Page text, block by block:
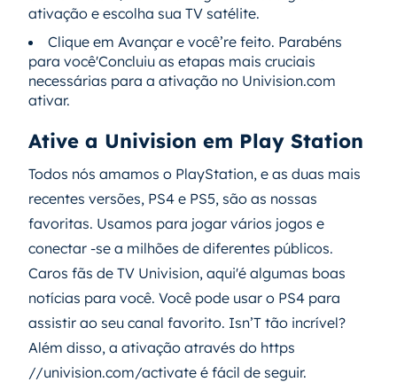
ativação e escolha sua TV satélite.
Clique em Avançar e você’re feito. Parabéns
para você'Concluiu as etapas mais cruciais
necessárias para a ativação no Univision.com
ativar.
Ative a Univision em Play Station
Todos nós amamos o PlayStation, e as duas mais
recentes versões, PS4 e PS5, são as nossas
favoritas. Usamos para jogar vários jogos e
conectar -se a milhões de diferentes públicos.
Caros fãs de TV Univision, aqui'é algumas boas
notícias para você. Você pode usar o PS4 para
assistir ao seu canal favorito. Isn’T tão incrível?
Além disso, a ativação através do https
//univision.com/activate é fácil de seguir.